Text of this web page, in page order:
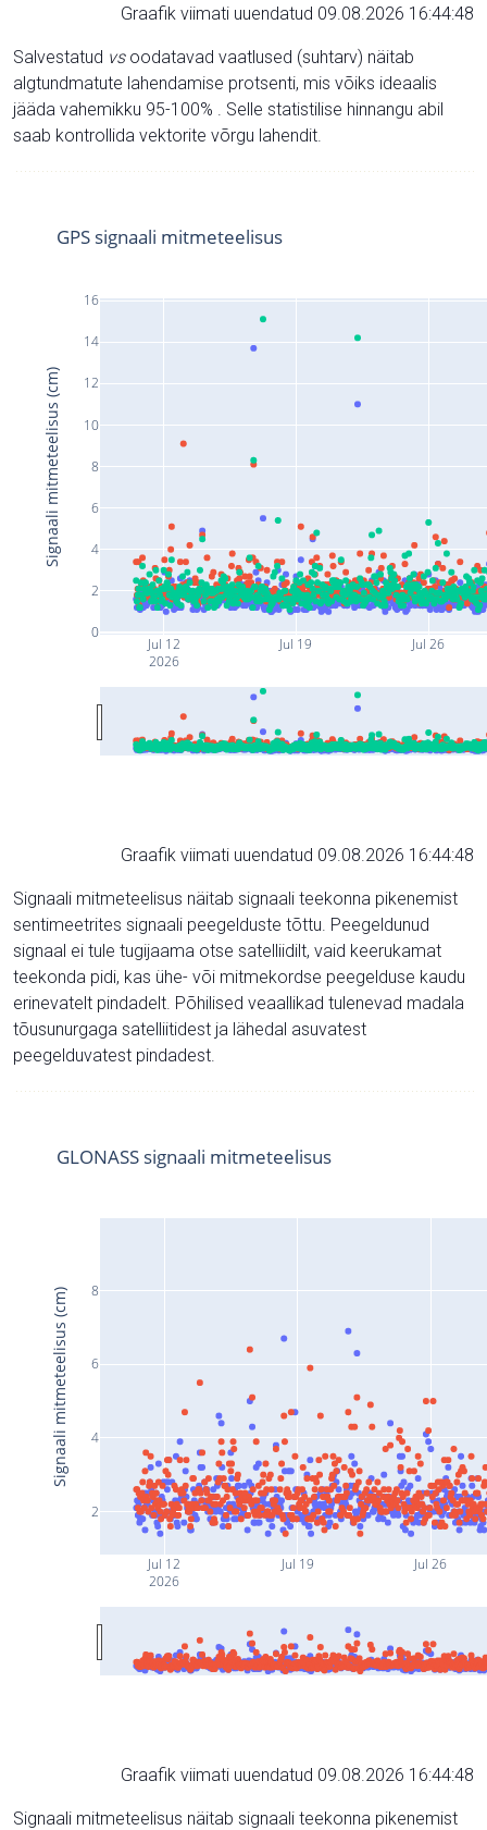
Graafik viimati uuendatud 09.08.2026 16:44:48
Salvestatud vsoodatavad vaatlused (suhtarv) näitab
algtundmatute lahendamise protsenti, mis võiks ideaalis
jääda vahemikku 95-100% . Selle statistilise hinnangu abil
saab kontrollida vektorite võrgu lahendit.
Jul 12
2026
Jul 19 Jul 26
0
2
4
6
8
10
12
14
16
GPS signaali mitmeteelisus
Signaali mitmeteelisus (cm)
Graafik viimati uuendatud 09.08.2026 16:44:48
Signaali mitmeteelisus näitab signaali teekonna pikenemist
sentimeetrites signaali peegelduste tõttu. Peegeldunud
signaal ei tule tugijaama otse satelliidilt, vaid keerukamat
teekonda pidi, kas ühe- või mitmekordse peegelduse kaudu
erinevatelt pindadelt. Põhilised veaallikad tulenevad madala
tõusunurgaga satelliitidest ja lähedal asuvatest
peegelduvatest pindadest.
Jul 12
2026
Jul 19 Jul 26
2
4
6
8
GLONASS signaali mitmeteelisus
Signaali mitmeteelisus (cm)
Graafik viimati uuendatud 09.08.2026 16:44:48
Signaali mitmeteelisus näitab signaali teekonna pikenemist